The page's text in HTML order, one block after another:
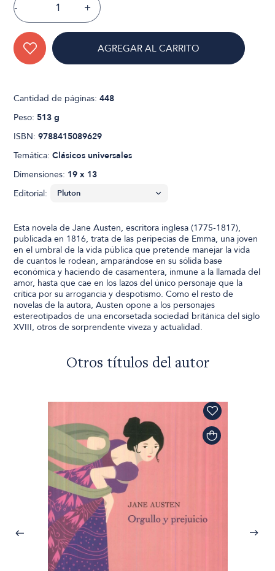
- +
AGREGAR AL CARRITO
Cantidad de páginas:448
Peso:513 g
ISBN:9788415089629
Temática:Clásicos universales
Dimensiones: 19 x 13
Editorial:
Esta novela de Jane Austen, escritora inglesa (1775-1817),
publicada en 1816, trata de las peripecias de Emma, una joven
en el umbral de la vida pública que pretende manejar la vida
de cuantos le rodean, amparándose en su sólida base
económica y haciendo de casamentera, inmune a la llamada del
amor, hasta que cae en los lazos del único personaje que la
crítica por su arrogancia y despotismo. Como el resto de
novelas de la autora, Austen opone a los personajes
estereotipados de una encorsetada sociedad británica del siglo
XVIII, otros de sorprendente viveza y actualidad.
Otros títulos del autor